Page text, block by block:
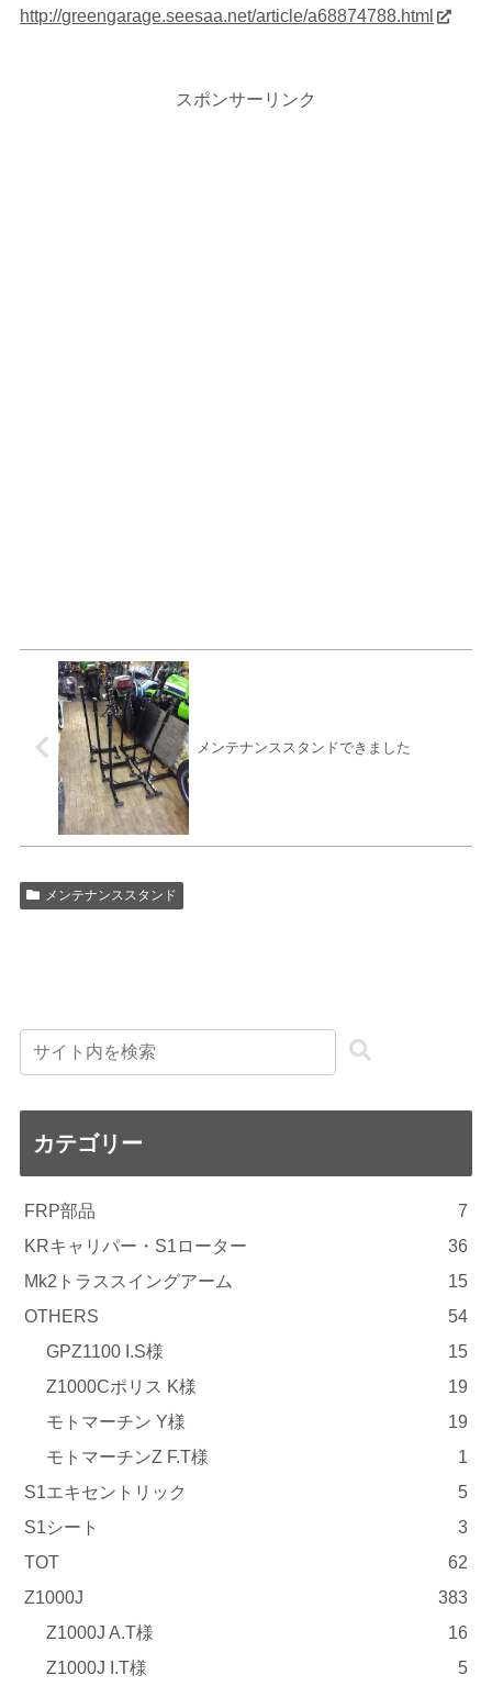
http://greengarage.seesaa.net/article/a68874788.html
スポンサーリンク
メンテナンススタンドできました
メンテナンススタンド
カテゴリー
FRP部品
7
KRキャリパー・S1ローター
36
Mk2トラススイングアーム
15
OTHERS
54
GPZ1100 I.S様
15
Z1000Cポリス K様
19
モトマーチン Y様
19
モトマーチンZ F.T様
1
S1エキセントリック
5
S1シート
3
TOT
62
Z1000J
383
Z1000J A.T様
16
Z1000J I.T様
5